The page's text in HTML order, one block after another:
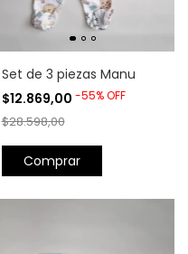
Set de 3 piezas Manu
$12.869,00 -55%OFF
$28.598,00
Comprar